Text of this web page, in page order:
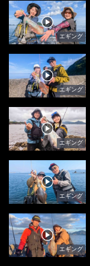
エギング
エギング
エギング
エギング
エギング